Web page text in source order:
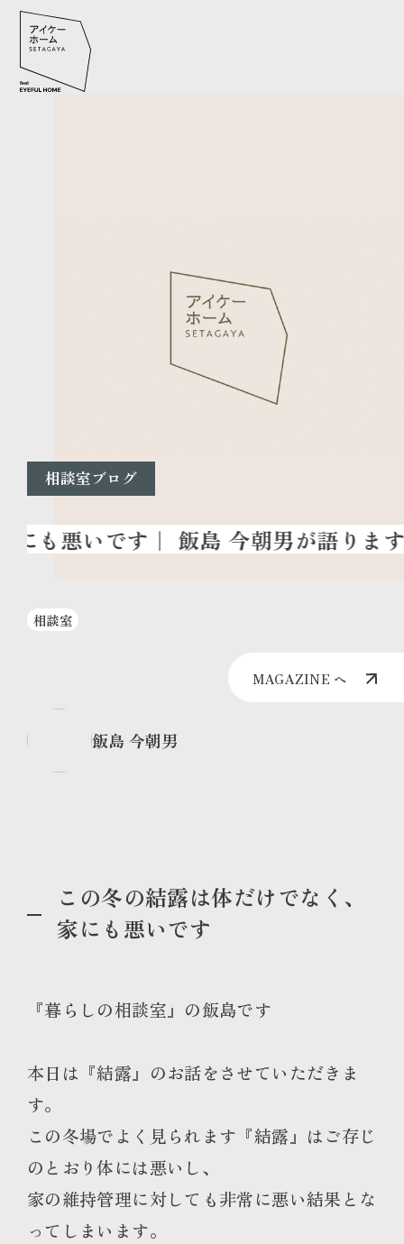
相談室ブログ
相談室
MAGAZINE へ
飯島 今朝男
この冬の結露は体だけでなく、
家にも悪いです
『暮らしの相談室』の飯島です
本日は『結露』のお話をさせていただきま
す。
この冬場でよく見られます『結露』はご存じ
のとおり体には悪いし、
家の維持管理に対しても非常に悪い結果とな
ってしまいます。